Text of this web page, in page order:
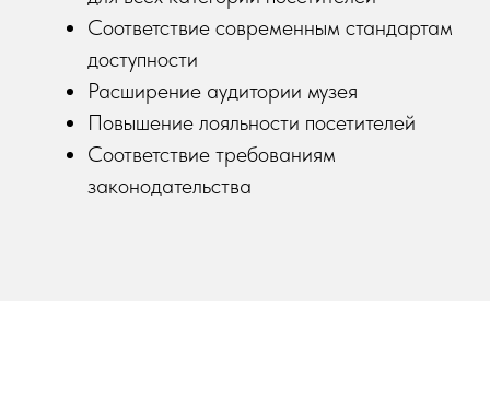
Соответствие современным стандартам
доступности
Расширение аудитории музея
Повышение лояльности посетителей
Соответствие требованиям
законодательства